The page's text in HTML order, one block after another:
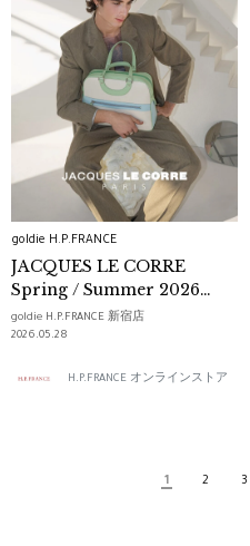
goldie H.P.FRANCE
JACQUES LE CORRE
Spring / Summer 2026
Collection
goldie H.P.FRANCE 新宿店
2026.05.28
H.P.FRANCE オンラインストア
1 2 3